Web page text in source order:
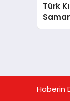
​Türk
Haberin